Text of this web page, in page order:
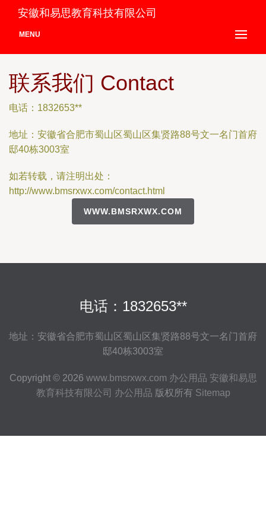
安徽和易思教育科技有限公司
MENU
联系我们 Contact
电话：1832653**
地址：安徽省合肥市蜀山区蜀山区集贤路88号文一名门首府
邸40栋3003室
如若转载，请注明出处：
http://www.bmsrxwx.com/contact.html
WWW.BMSRXWX.COM
电话：1832653**
地址：安徽省合肥市蜀山区蜀山区集贤路88号文一名门首府
邸40栋3003室
Copyright © 2026 www.bmsrxwx.com 办公用品 安徽和易思
教育科技有限公司 办公用品 版权所有 Sitemap